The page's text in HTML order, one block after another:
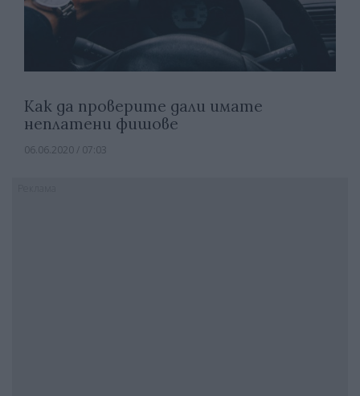
Как да проверите дали имате
неплатени фишове
06.06.2020 / 07:03